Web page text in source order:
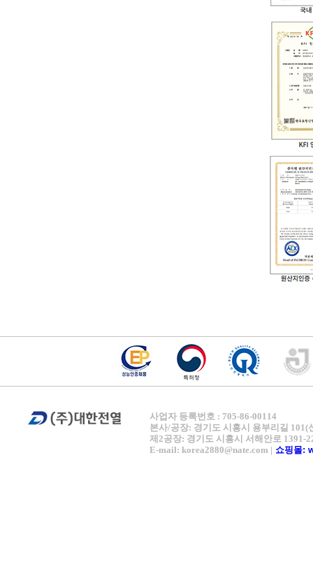
사업자 등록번호 : 705-86-00114
본사/공장: 경기도 시흥시 용부리길 101(
제2공장: 경기도 시흥시 서해안로 1391-
E-mail: korea2880@nate.com | 쇼핑몰: